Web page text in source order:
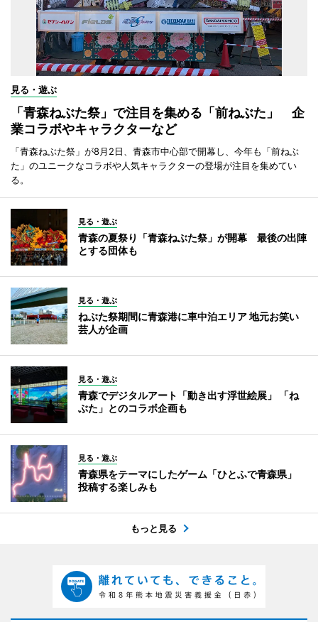
見る・遊ぶ
「青森ねぶた祭」で注目を集める「前ねぶた」 企
業コラボやキャラクターなど
「青森ねぶた祭」が8月2日、青森市中心部で開幕し、今年も「前ねぶ
た」のユニークなコラボや人気キャラクターの登場が注目を集めてい
る。
見る・遊ぶ
青森の夏祭り「青森ねぶた祭」が開幕 最後の出陣
とする団体も
見る・遊ぶ
ねぶた祭期間に青森港に車中泊エリア 地元お笑い
芸人が企画
見る・遊ぶ
青森でデジタルアート「動き出す浮世絵展」 「ね
ぶた」とのコラボ企画も
見る・遊ぶ
青森県をテーマにしたゲーム「ひとふで青森県」
投稿する楽しみも
もっと見る